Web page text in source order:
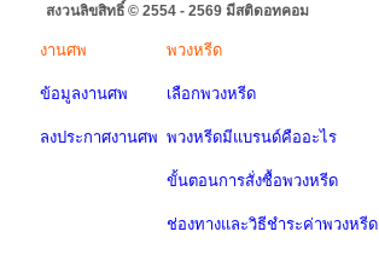
สงวนลิขสิทธิ์ © 2554 - 2569 มีสติดอทคอม
งานศพ
ข้อมูลงานศพ
ลงประกาศงานศพ
พวงหรีด
เลือกพวงหรีด
พวงหรีดมีแบรนด์คืออะไร
ขั้นตอนการสั่งซื้อพวงหรีด
ช่องทางและวิธีชำระค่าพวงหรีด